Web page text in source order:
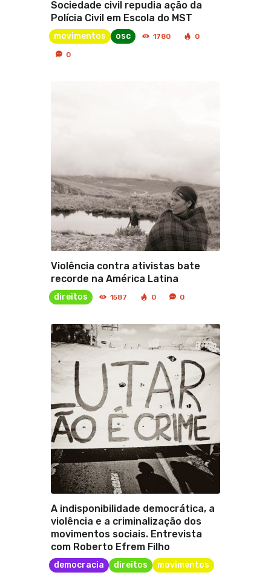
Sociedade civil repudia ação da
Polícia Civil em Escola do MST
movimentos osc 1780 0
0
Violência contra ativistas bate
recorde na América Latina
direitos 1587 0 0
A indisponibilidade democrática, a
violência e a criminalização dos
movimentos sociais. Entrevista
com Roberto Efrem Filho
democracia direitos movimentos